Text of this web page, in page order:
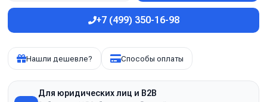
+7 (499) 350-16-98
Нашли дешевле? Способы оплаты
Для юридических лиц и B2B